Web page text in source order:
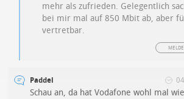
mehr als zufrieden. Gelegentlich
bei mir mal auf 850 Mbit ab, aber
vertretbar.
Paddel
Schau an, da hat Vodafone wohl mal